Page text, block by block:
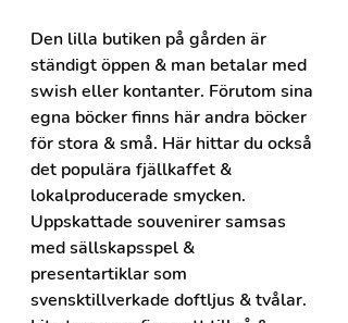
Den lilla butiken på gården är
ständigt öppen & man betalar med
swish eller kontanter. Förutom sina
egna böcker finns här andra böcker
för stora & små. Här hittar du också
det populära fjällkaffet &
lokalproducerade smycken.
Uppskattade souvenirer samsas
med sällskapsspel &
presentartiklar som
svensktillverkade doftljus & tvålar.